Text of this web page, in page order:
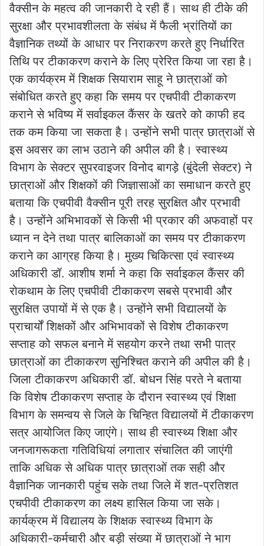
वैक्सीन के महत्व की जानकारी दे रही हैं। साथ ही टीके की
सुरक्षा और प्रभावशीलता के संबंध में फैली भ्रांतियों का
वैज्ञानिक तथ्यों के आधार पर निराकरण करते हुए निर्धारित
तिथि पर टीकाकरण कराने के लिए प्रेरित किया जा रहा है।
एक कार्यक्रम में शिक्षक सियाराम साहू ने छात्राओं को
संबोधित करते हुए कहा कि समय पर एचपीवी टीकाकरण
कराने से भविष्य में सर्वाइकल कैंसर के खतरे को काफी हद
तक कम किया जा सकता है। उन्होंने सभी पात्र छात्राओं से
इस अवसर का लाभ उठाने की अपील की है। स्वास्थ्य
विभाग के सेक्टर सुपरवाइजर विनोद बागड़े (बुंदेली सेक्टर) ने
छात्राओं और शिक्षकों की जिज्ञासाओं का समाधान करते हुए
बताया कि एचपीवी वैक्सीन पूरी तरह सुरक्षित और प्रभावी
है। उन्होंने अभिभावकों से किसी भी प्रकार की अफवाहों पर
ध्यान न देने तथा पात्र बालिकाओं का समय पर टीकाकरण
कराने का आग्रह किया है। मुख्य चिकित्सा एवं स्वास्थ्य
अधिकारी डॉ. आशीष शर्मा ने कहा कि सर्वाइकल कैंसर की
रोकथाम के लिए एचपीवी टीकाकरण सबसे प्रभावी और
सुरक्षित उपायों में से एक है। उन्होंने सभी विद्यालयों के
प्राचार्यों शिक्षकों और अभिभावकों से विशेष टीकाकरण
सप्ताह को सफल बनाने में सहयोग करने तथा सभी पात्र
छात्राओं का टीकाकरण सुनिश्चित कराने की अपील की है।
जिला टीकाकरण अधिकारी डॉ. बोधन सिंह परते ने बताया
कि विशेष टीकाकरण सप्ताह के दौरान स्वास्थ्य एवं शिक्षा
विभाग के समन्वय से जिले के चिन्हित विद्यालयों में टीकाकरण
सत्र आयोजित किए जाएंगे। साथ ही स्वास्थ्य शिक्षा और
जनजागरूकता गतिविधियां लगातार संचालित की जाएंगी
ताकि अधिक से अधिक पात्र छात्राओं तक सही और
वैज्ञानिक जानकारी पहुंच सके तथा जिले में शत-प्रतिशत
एचपीवी टीकाकरण का लक्ष्य हासिल किया जा सके।
कार्यक्रम में विद्यालय के शिक्षक स्वास्थ्य विभाग के
अधिकारी-कर्मचारी और बड़ी संख्या में छात्राओं ने भाग